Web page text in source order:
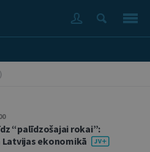
)
“palīdzošajai rokai”:
ekonomikā